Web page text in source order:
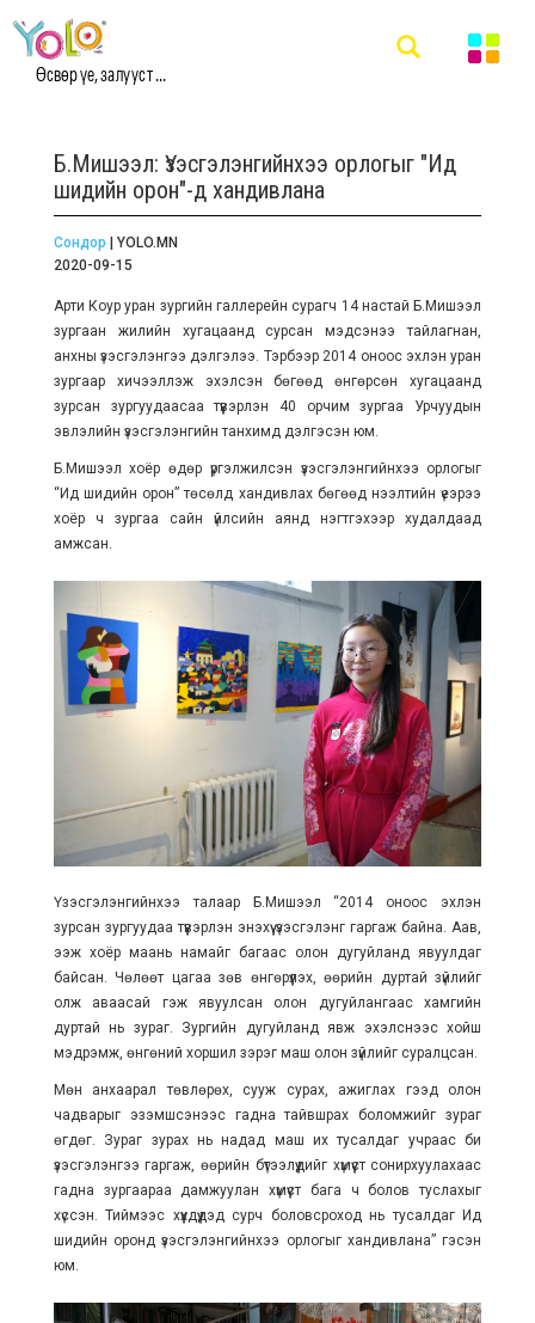
Өсвөр үе, залууст ...
Б.Мишээл: Үзэсгэлэнгийнхээ орлогыг "Ид
шидийн орон"-д хандивлана
Сондор | YOLO.MN
2020-09-15
Арти Коур уран зургийн галлерейн сурагч 14 настай Б.Мишээл
зургаан жилийн хугацаанд сурсан мэдсэнээ тайлагнан,
анхны үзэсгэлэнгээ дэлгэлээ. Тэрбээр 2014 оноос эхлэн уран
зургаар хичээллэж эхэлсэн бөгөөд өнгөрсөн хугацаанд
зурсан зургуудаасаа түүвэрлэн 40 орчим зургаа Урчуудын
эвлэлийн үзэсгэлэнгийн танхимд дэлгэсэн юм.
Б.Мишээл хоёр өдөр үргэлжилсэн үзэсгэлэнгийнхээ орлогыг
“Ид шидийн орон” төсөлд хандивлах бөгөөд нээлтийн үеэрээ
хоёр ч зургаа сайн үйлсийн аянд нэгтгэхээр худалдаад
амжсан.
Үзэсгэлэнгийнхээ талаар Б.Мишээл “2014 оноос эхлэн
зурсан зургуудаа түүвэрлэн энэхүү үзэсгэлэнг гаргаж байна. Аав,
ээж хоёр маань намайг багаас олон дугуйланд явуулдаг
байсан. Чөлөөт цагаа зөв өнгөрүүлэх, өөрийн дуртай зүйлийг
олж аваасай гэж явуулсан олон дугуйлангаас хамгийн
дуртай нь зураг. Зургийн дугуйланд явж эхэлснээс хойш
мэдрэмж, өнгөний хоршил зэрэг маш олон зүйлийг суралцсан.
Мөн анхаарал төвлөрөх, сууж сурах, ажиглах гээд олон
чадварыг эзэмшсэнээс гадна тайвшрах боломжийг зураг
өгдөг. Зураг зурах нь надад маш их тусалдаг учраас би
үзэсгэлэнгээ гаргаж, өөрийн бүтээлүүдийг хүмүүст сонирхуулахаас
гадна зургаараа дамжуулан хүмүүст бага ч болов туслахыг
хүссэн. Тиймээс хүүхдүүдэд сурч боловсроход нь тусалдаг Ид
шидийн оронд үзэсгэлэнгийнхээ орлогыг хандивлана” гэсэн
юм.